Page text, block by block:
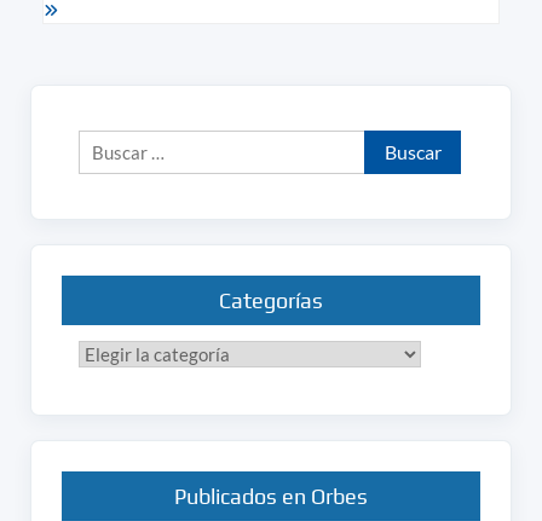
Buscar:
Categorías
Categorías
Publicados en Orbes